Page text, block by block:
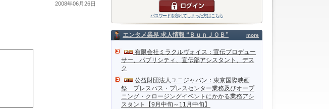
パスワードを忘れてしまった方はこちら
more
エンタメ業界 求人情報 “ＢｕｎＪＯＢ”
有限会社ミラクルヴォイス：宣伝プロデュー
サー、パブリシティ、宣伝部アシスタント、デス
ク
公益財団法人ユニジャパン：東京国際映画
祭 プレスパス・プレスセンター業務及びオープ
ニング・クロージングイベントにかかる業務アシ
スタント【9月中旬～11月中旬】
2008年06月26日